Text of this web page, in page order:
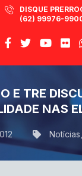
DISQUE
(62) 99976-
E TRE
NAS
Notícias